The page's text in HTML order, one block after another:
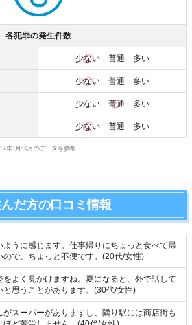
各犯罪の発生件数
少ない普通 多い
少ない普通 多い
少ない 普通 多い
少ない普通 多い
年1月~4月のデータを参考
だ方の口コミ情報
うに感じます。仕事帰りにちょっと食べて帰
ので、ちょっと不便です。(20代/女性)
よく見かけますね。夏になると、外で話して
と思うことがあります。(30代/女性)
スーパーがありますし、隣り駅には商店街も